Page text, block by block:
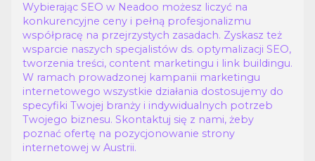
Wybierając SEO w Neadoo możesz liczyć na
konkurencyjne ceny i pełną profesjonalizmu
współpracę na przejrzystych zasadach. Zyskasz też
wsparcie naszych specjalistów ds. optymalizacji SEO,
tworzenia treści, content marketingu i link buildingu.
W ramach prowadzonej kampanii marketingu
internetowego wszystkie działania dostosujemy do
specyfiki Twojej branży i indywidualnych potrzeb
Twojego biznesu. Skontaktuj się z nami, żeby
poznać ofertę na pozycjonowanie strony
internetowej w Austrii.